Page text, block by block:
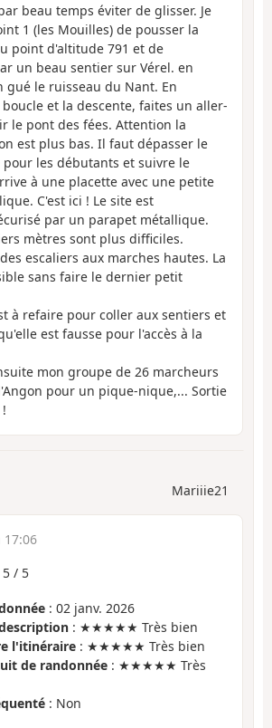
beau temps éviter de glisser. Je
1 (les Mouilles) de pousser la
point d'altitude 791 et de
un beau sentier sur Vérel. en
gué le ruisseau du Nant. En
et la descente, faites un aller-
le pont des fées. Attention la
est plus bas. Il faut dépasser le
pour les débutants et suivre le
à une placette avec une petite
C'est ici ! Le site est
par un parapet métallique.
mètres sont plus difficiles.
escaliers aux marches hautes. La
sans faire le dernier petit
à refaire pour coller aux sentiers et
est fausse pour l'accès à la
mon groupe de 26 marcheurs
pour un pique-nique,... Sortie
Mariiie21
17:06
5 / 5
: 02 janv. 2026
: ★★★★★ Très bien
l'itinéraire : ★★★★★ Très bien
de randonnée : ★★★★★ Très
: Non